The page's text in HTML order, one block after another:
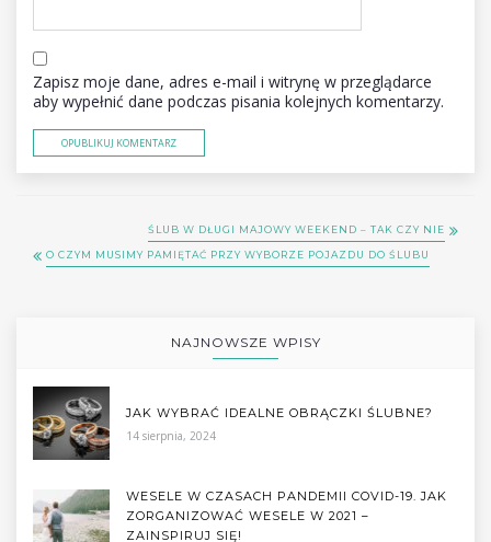
Zapisz moje dane, adres e-mail i witrynę w przeglądarce
aby wypełnić dane podczas pisania kolejnych komentarzy.
ŚLUB W DŁUGI MAJOWY WEEKEND – TAK CZY NIE
O CZYM MUSIMY PAMIĘTAĆ PRZY WYBORZE POJAZDU DO ŚLUBU
NAJNOWSZE WPISY
JAK WYBRAĆ IDEALNE OBRĄCZKI ŚLUBNE?
14 sierpnia, 2024
WESELE W CZASACH PANDEMII COVID-19. JAK
ZORGANIZOWAĆ WESELE W 2021 –
ZAINSPIRUJ SIĘ!